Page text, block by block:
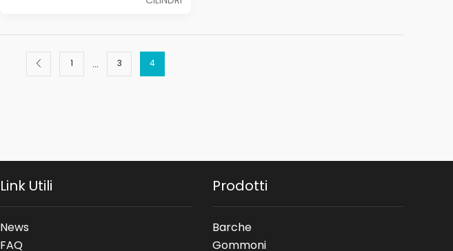
1 … 3 4
Link Utili
News
FAQ
Prodotti
Barche
Gommoni